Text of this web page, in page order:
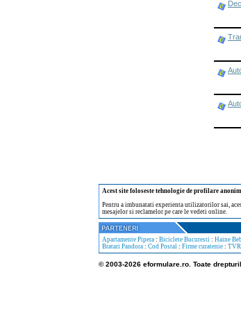
Acest site foloseste tehnologie de profilare
Pentru a imbunatati experienta utilizatorilor sai,
mesajelor si reclamelor pe care le vedeti online.
Apartamente Pipera : Biciclete Bucuresti : Haine
Bratari Pandora : Cod Postal : Firme curatenie :
© 2003-2026 eformulare.ro. Toate